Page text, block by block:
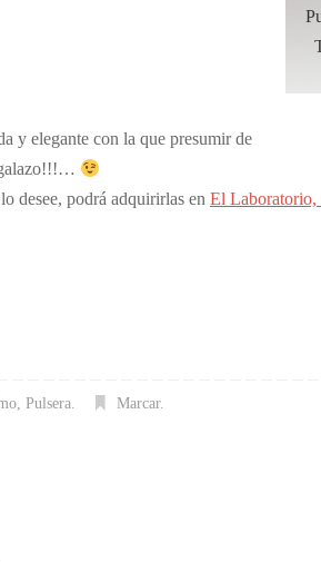
y elegante con la que presumir de
desee, podrá adquirirlas en El Laboratorio,
,Pulsera Marcar.